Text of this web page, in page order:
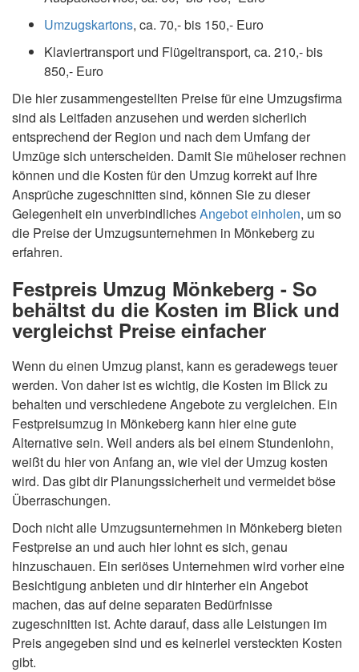
Umzugskartons, ca. 70,- bis 150,- Euro
Klaviertransport und Flügeltransport, ca. 210,- bis
850,- Euro
Die hier zusammengestellten Preise für eine Umzugsfirma
sind als Leitfaden anzusehen und werden sicherlich
entsprechend der Region und nach dem Umfang der
Umzüge sich unterscheiden. Damit Sie müheloser rechnen
können und die Kosten für den Umzug korrekt auf Ihre
Ansprüche zugeschnitten sind, können Sie zu dieser
Gelegenheit ein unverbindlichesAngebot einholen, um so
die Preise der Umzugsunternehmen in Mönkeberg zu
erfahren.
Festpreis Umzug Mönkeberg - So
behältst du die Kosten im Blick und
vergleichst Preise einfacher
Wenn du einen Umzug planst, kann es geradewegs teuer
werden. Von daher ist es wichtig, die Kosten im Blick zu
behalten und verschiedene Angebote zu vergleichen. Ein
Festpreisumzug in Mönkeberg kann hier eine gute
Alternative sein. Weil anders als bei einem Stundenlohn,
weißt du hier von Anfang an, wie viel der Umzug kosten
wird. Das gibt dir Planungssicherheit und vermeidet böse
Überraschungen.
Doch nicht alle Umzugsunternehmen in Mönkeberg bieten
Festpreise an und auch hier lohnt es sich, genau
hinzuschauen. Ein seriöses Unternehmen wird vorher eine
Besichtigung anbieten und dir hinterher ein Angebot
machen, das auf deine separaten Bedürfnisse
zugeschnitten ist. Achte darauf, dass alle Leistungen im
Preis angegeben sind und es keinerlei versteckten Kosten
gibt.